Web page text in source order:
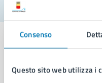
Consenso
Questo sito web utilizza i
Comune di